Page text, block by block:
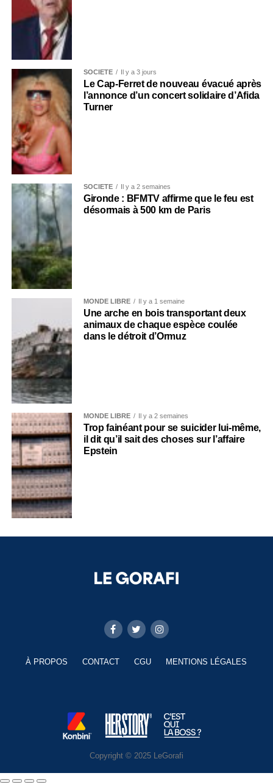
SOCIÉTÉ Il y a 3 jours
Le Cap-Ferret de nouveau évacué après
l’annonce d’un concert solidaire d’Afida
Turner
SOCIÉTÉ Il y a 2 semaines
Gironde : BFMTV affirme que le feu est
désormais à 500 km de Paris
MONDE LIBRE Il y a 1 semaine
Une arche en bois transportant deux
animaux de chaque espèce coulée
dans le détroit d’Ormuz
MONDE LIBRE Il y a 2 semaines
Trop fainéant pour se suicider lui-même,
il dit qu’il sait des choses sur l’affaire
Epstein
À PROPOS CONTACT CGU MENTIONS LÉGALES
Copyright © 2025 LeGorafi